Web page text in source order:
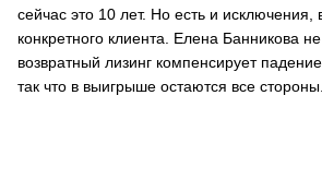
сейчас это 10 лет. Но есть и исключения,
конкретного клиента. Елена Банникова
возвратный лизинг компенсирует
так что в выигрыше остаются все стороны.